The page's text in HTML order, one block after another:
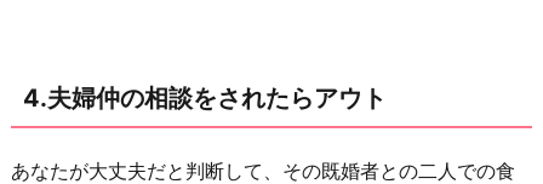
4.夫婦仲の相談をされたらアウト
あなたが大丈夫だと判断して、その既婚者との二人での食